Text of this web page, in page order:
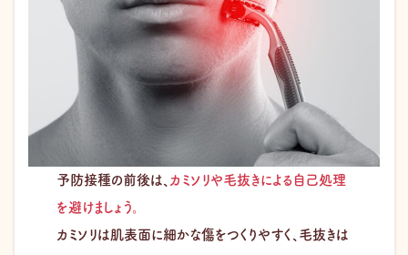
予防接種の前後は、
カミソリや毛抜きによる自己処理
を避けましょう。
カミソリは肌表面に細かな傷をつくりやすく、毛抜きは